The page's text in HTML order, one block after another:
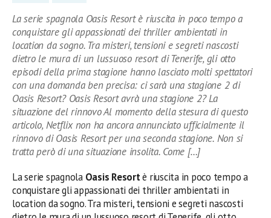
La serie spagnola Oasis Resort è riuscita in poco tempo a
conquistare gli appassionati dei thriller ambientati in
location da sogno. Tra misteri, tensioni e segreti nascosti
dietro le mura di un lussuoso resort di Tenerife, gli otto
episodi della prima stagione hanno lasciato molti spettatori
con una domanda ben precisa: ci sarà una stagione 2 di
Oasis Resort? Oasis Resort avrà una stagione 2? La
situazione del rinnovo Al momento della stesura di questo
articolo, Netflix non ha ancora annunciato ufficialmente il
rinnovo di Oasis Resort per una seconda stagione. Non si
tratta però di una situazione insolita. Come […]
La serie spagnola Oasis Resortè riuscita in poco tempo a
conquistare gli appassionati dei thriller ambientati in
location da sogno. Tra misteri, tensioni e segreti nascosti